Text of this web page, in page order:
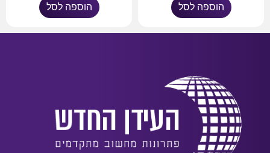
הוספה לסל הוספה לסל